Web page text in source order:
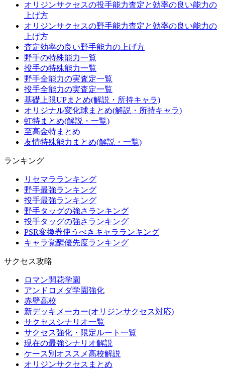
オリジンサクセスの投手能力査定と効率の良い能力の
上げ方
オリジンサクセスの野手能力査定と効率の良い能力の
上げ方
査定効率の良い野手能力の上げ方
野手の特殊能力一覧
投手の特殊能力一覧
野手全能力の実査定一覧
投手全能力の実査定一覧
基礎上限UPまとめ(解説・所持キャラ)
オリジナル変化球まとめ(解説・所持キャラ)
虹特まとめ(解説・一覧)
至高金特まとめ
友情特殊能力まとめ(解説・一覧)
ランキング
リセマラランキング
野手最強ランキング
投手最強ランキング
野手タッグの強さランキング
投手タッグの強さランキング
PSR変換券使うべきキャラランキング
キャラ覚醒優先度ランキング
サクセス攻略
ロマン開花学園
アンドロメダ学園強化
赤壁高校
新デッキメーカー(オリジンサクセス対応)
サクセスシナリオ一覧
サクセス強化・限定ルート一覧
現在の最強シナリオ解説
ケース別オススメ高校解説
オリジンサクセスまとめ